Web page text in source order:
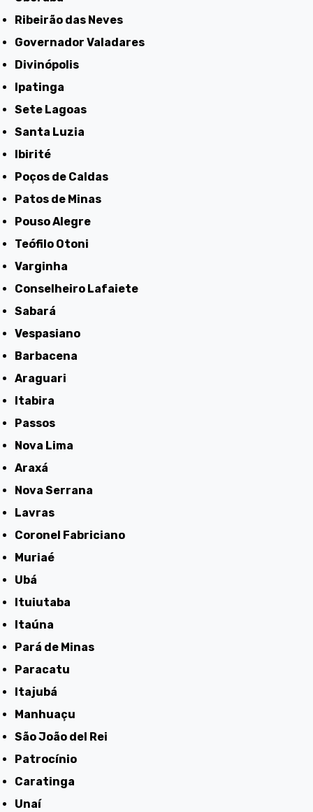
Ribeirão das Neves
Governador Valadares
Divinópolis
Ipatinga
Sete Lagoas
Santa Luzia
Ibirité
Poços de Caldas
Patos de Minas
Pouso Alegre
Teófilo Otoni
Varginha
Conselheiro Lafaiete
Sabará
Vespasiano
Barbacena
Araguari
Itabira
Passos
Nova Lima
Araxá
Nova Serrana
Lavras
Coronel Fabriciano
Muriaé
Ubá
Ituiutaba
Itaúna
Pará de Minas
Paracatu
Itajubá
Manhuaçu
São João del Rei
Patrocínio
Caratinga
Unaí